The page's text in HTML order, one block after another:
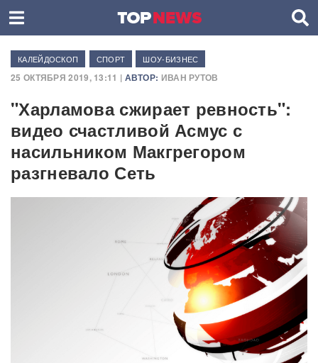
КАЛЕЙДОСКОП СПОРТ ШОУ-БИЗНЕС
25 ОКТЯБРЯ 2019, 13:11 | АВТОР: ИВАН РУТОВ
"Харламова сжирает ревность":
видео счастливой Асмус с
насильником Макгрегором
разгневало Сеть